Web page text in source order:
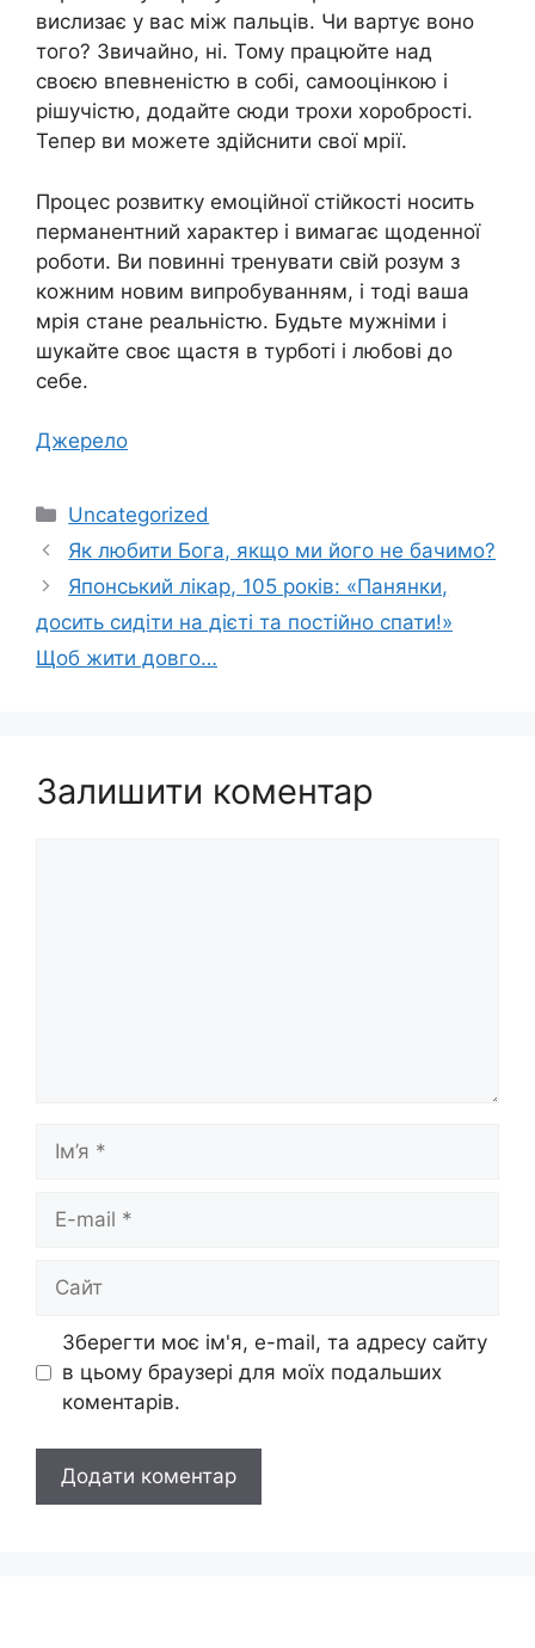
вислизає у вас між пальців. Чи вартує воно
того? Звичайно, ні. Тому працюйте над
своєю впевненістю в собі, самооцінкою і
рішучістю, додайте сюди трохи хоробрості.
Тепер ви можете здійснити свої мрії.
Процес розвитку емоційної стійкості носить
перманентний характер і вимагає щоденної
роботи. Ви повинні тренувати свій розум з
кожним новим випробуванням, і тоді ваша
мрія стане реальністю. Будьте мужніми і
шукайте своє щастя в турботі і любові до
себе.
Джерело
Категорії
Uncategorized
Як любити Бога, якщо ми його не бачимо?
Японський лікар, 105 років: «Панянки,
досить сидіти на дієті та постійно спати!»
Щоб жити довго…
Залишити коментар
Ім’я
Сайт
Зберегти моє ім'я, e-mail, та адресу сайту
в цьому браузері для моїх подальших
коментарів.